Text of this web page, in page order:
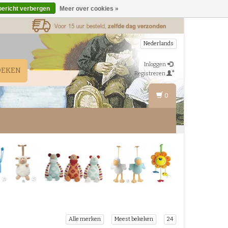
Nederlands
Inloggen
Registreren
0
Alle merken Meest bekeken 24
verbergen Meer over cookies »